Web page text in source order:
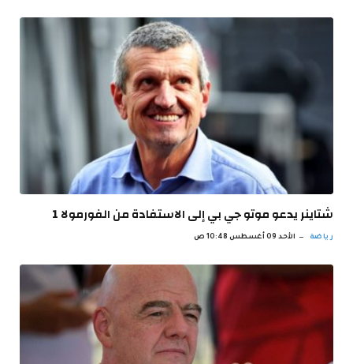
شتاينر يدعو موتو جي بي إلى الاستفادة من الفورمولا 1
رياضة الأحد 09 أغسطس 10:48 ص